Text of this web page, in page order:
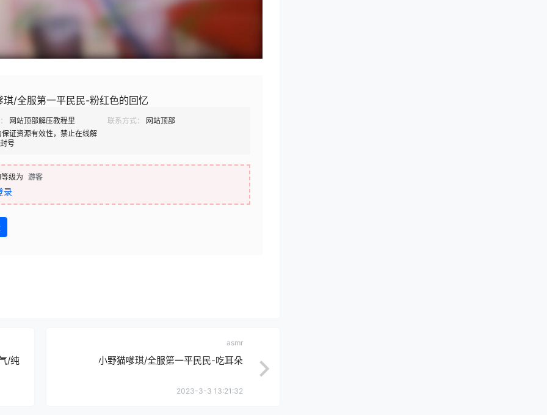
琪/全服第一平民民-粉红色的回忆
网站顶部解压教程里 联系方式：
网站顶部
保证资源有效性，禁止在线解
号
级为 游客
录
/纯
asmr
小野猫嗲琪/全服第一平民民-吃耳朵
2023-3-3 13:21:32